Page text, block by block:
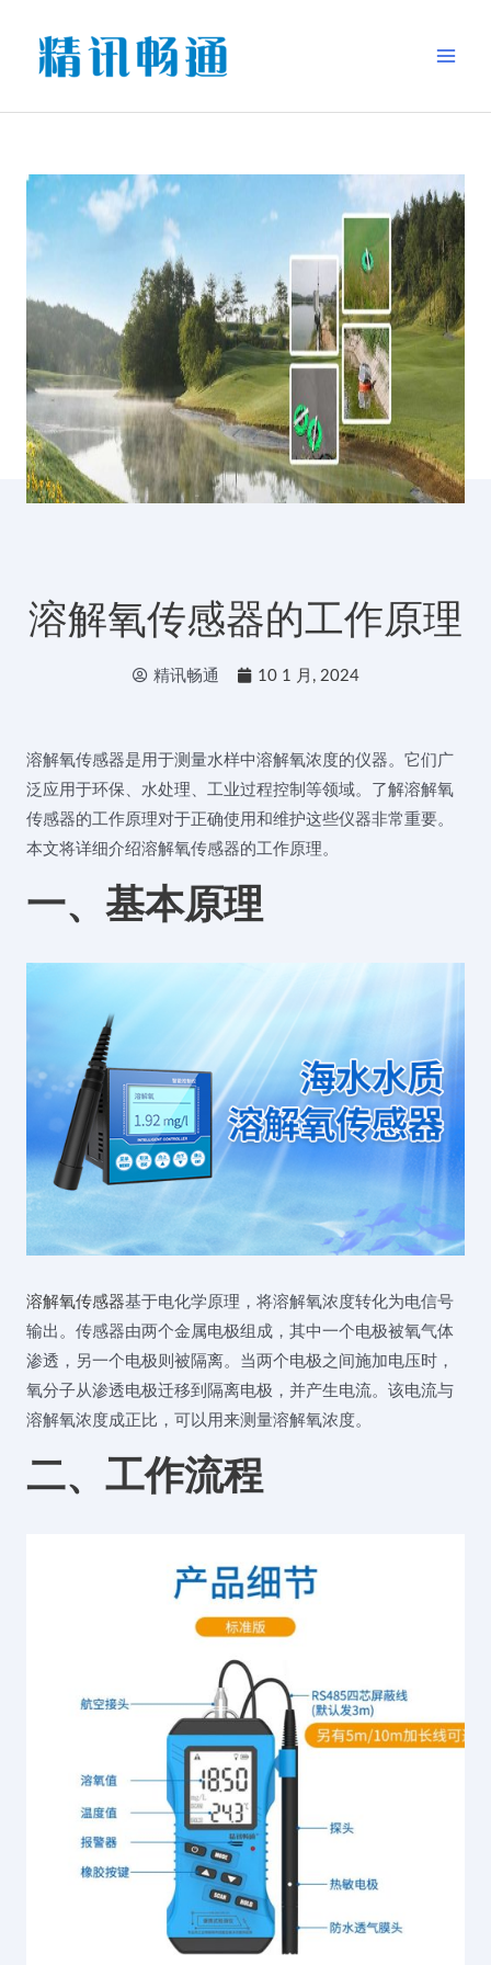
溶解氧传感器的工作原理
精讯畅通 10 1 月, 2024
溶解氧传感器是用于测量水样中溶解氧浓度的仪器。它们广
泛应用于环保、水处理、工业过程控制等领域。了解溶解氧
传感器的工作原理对于正确使用和维护这些仪器非常重要。
本文将详细介绍溶解氧传感器的工作原理。
一、基本原理
溶解氧传感器基于电化学原理，将溶解氧浓度转化为电信号
输出。传感器由两个金属电极组成，其中一个电极被氧气体
渗透，另一个电极则被隔离。当两个电极之间施加电压时，
氧分子从渗透电极迁移到隔离电极，并产生电流。该电流与
溶解氧浓度成正比，可以用来测量溶解氧浓度。
二、工作流程